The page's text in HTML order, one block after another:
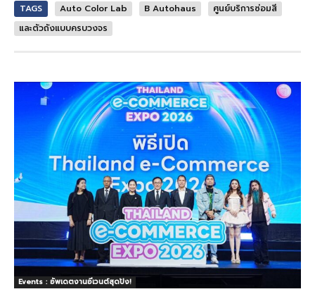
TAGS Auto Color Lab B Autohaus
ศูนย์บริการซ่อมสี
และตัวถังแบบครบวงจร
Events : อัพเดตงานอีเวนต์สุดปัง!